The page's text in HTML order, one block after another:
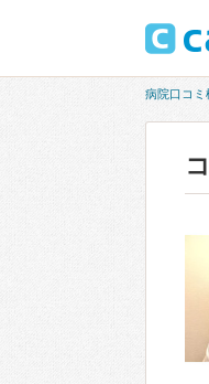
病院口コミ